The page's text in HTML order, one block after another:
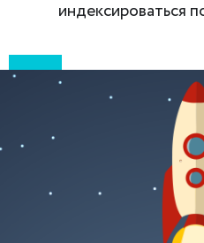
индексироваться